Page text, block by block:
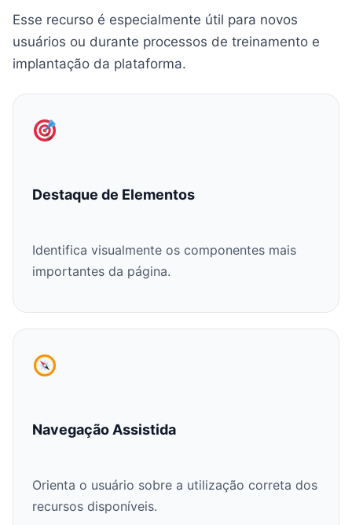
Esse recurso é especialmente útil para novos
usuários ou durante processos de treinamento e
implantação da plataforma.
Destaque de Elementos
Identifica visualmente os componentes mais
importantes da página.
Navegação Assistida
Orienta o usuário sobre a utilização correta dos
recursos disponíveis.